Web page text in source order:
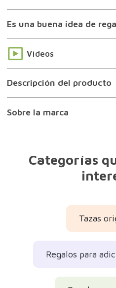
Es una buena idea de
Vídeos
Descripción del producto
Sobre la marca
Categorías
Tazas
Regalos para